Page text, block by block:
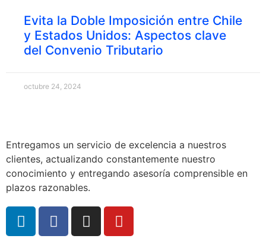
Evita la Doble Imposición entre Chile
y Estados Unidos: Aspectos clave
del Convenio Tributario
octubre 24, 2024
Entregamos un servicio de excelencia a nuestros
clientes, actualizando constantemente nuestro
conocimiento y entregando asesoría comprensible en
plazos razonables.